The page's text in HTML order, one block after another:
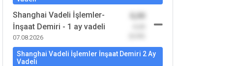
Shanghai Vadeli İşlemler-
İnşaat Demiri - 1 ay vadeli
07.08.2026
Shanghai Vadeli İşlemler İnşaat Demiri 2 Ay
Vadeli